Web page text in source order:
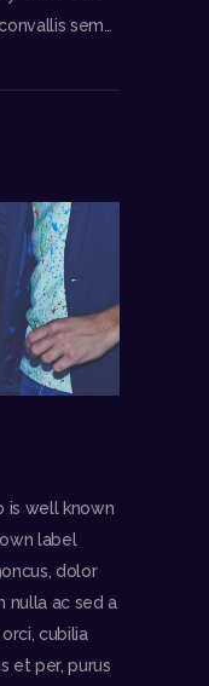
sem…
is well known
label
dolor
nulla ac sed a
cubilia
et per, purus